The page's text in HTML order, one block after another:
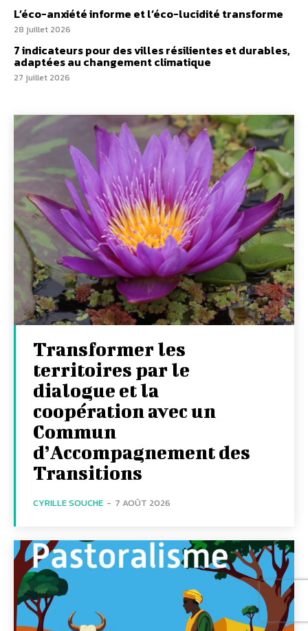
L’éco-anxiété informe et l’éco-lucidité transforme
28 juillet 2026
7 indicateurs pour des villes résilientes et durables,
adaptées au changement climatique
27 juillet 2026
Transformer les
territoires par le
dialogue et la
coopération avec un
Commun
d’Accompagnement des
Transitions
CYRILLE SOUCHE - 7 AOÛT 2026